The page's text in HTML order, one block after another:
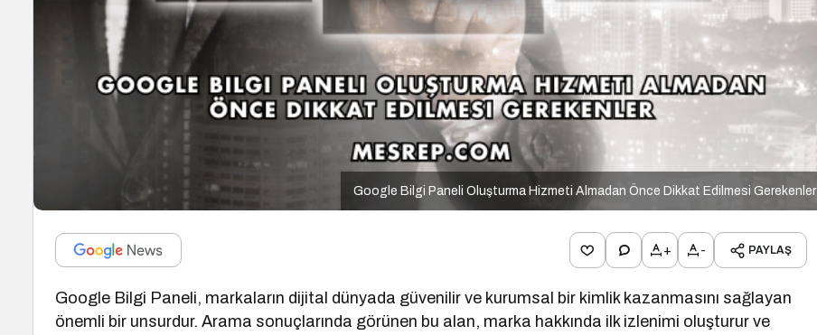
Google Bilgi Paneli Oluşturma Hizmeti Almadan Önce Dikkat Edilmesi Gerekenler
+ - PAYLAŞ
Google Bilgi Paneli, markaların dijital dünyada güvenilir ve kurumsal bir kimlik kazanmasını sağlayan
önemli bir unsurdur. Arama sonuçlarında görünen bu alan, marka hakkında ilk izlenimi oluşturur ve